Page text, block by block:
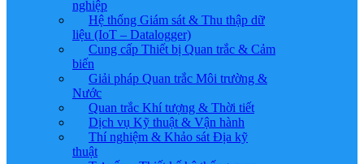
nghiệp
Hệ thống Giám sát & Thu thập dữ
liệu (IoT – Datalogger)
Cung cấp Thiết bị Quan trắc & Cảm
biến
Giải pháp Quan trắc Môi trường &
Nước
Quan trắc Khí tượng & Thời tiết
Dịch vụ Kỹ thuật & Vận hành
Thí nghiệm & Khảo sát Địa kỹ
thuật